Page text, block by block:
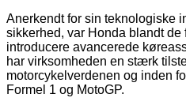
Anerkendt for sin teknologiske
sikkerhed, var Honda blandt
introducere avancerede
har virksomheden en stærk
motorcykelverdenen og inden
Formel 1 og MotoGP.